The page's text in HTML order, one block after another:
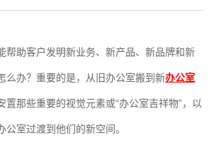
帮助客户发明新业务、新产品、新品牌和新
么办？重要的是，从旧办公室搬到新办公室
置那些重要的视觉元素或“办公室吉祥物”，以
室过渡到他们的新空间。